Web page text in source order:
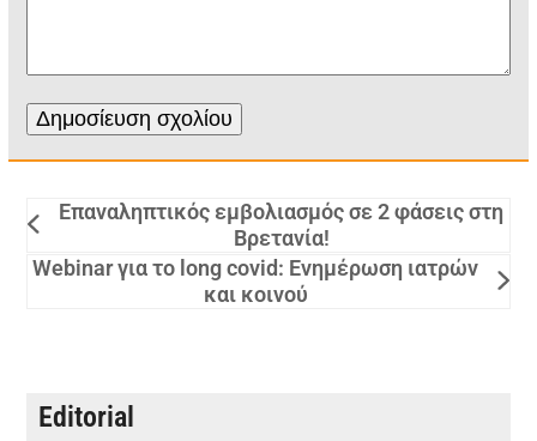
Επαναληπτικός εμβολιασμός σε 2 φάσεις στη
Βρετανία!
Webinar για το long covid: Ενημέρωση ιατρών
και κοινού
Editorial